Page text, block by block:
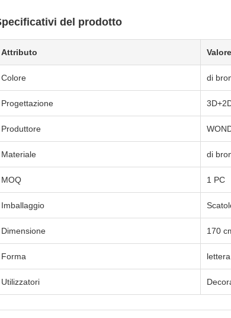
del prodotto
Attributo Valore
Colore di
Progettazione
Produttore
Materiale di
MOQ 1 PC
Imballaggio
Dimensione 170
Forma lettera
Utilizzatori